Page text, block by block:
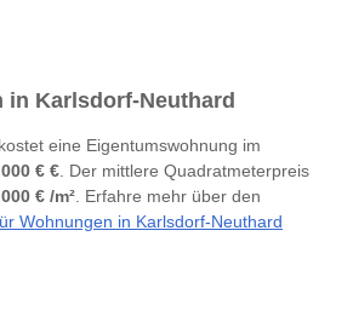
in Karlsdorf-Neuthard
eine Eigentumswohnung im
€ €. Der mittlere Quadratmeterpreis
€ /m². Erfahre mehr über den
Wohnungen in Karlsdorf-Neuthard